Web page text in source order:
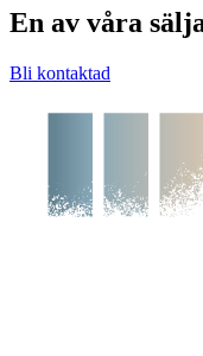
En av våra
Bli kontaktad